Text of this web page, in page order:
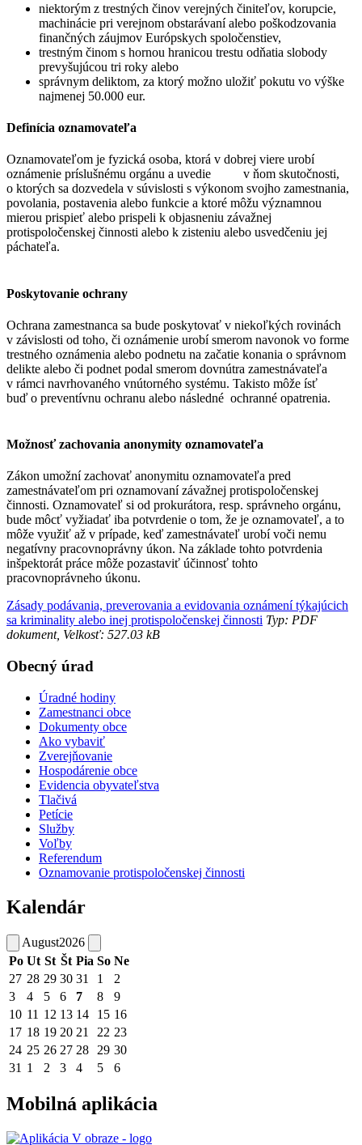
niektorým z trestných činov verejných činiteľov, korupcie,
machinácie pri verejnom obstarávaní alebo poškodzovania
finančných záujmov Európskych spoločenstiev,
trestným činom s hornou hranicou trestu odňatia slobody
prevyšujúcou tri roky alebo
správnym deliktom, za ktorý možno uložiť pokutu vo výške
najmenej 50.000 eur.
Definícia oznamovateľa
Oznamovateľom je fyzická osoba, ktorá v dobrej viere urobí
oznámenie príslušnému orgánu a uvedie v ňom skutočnosti,
o ktorých sa dozvedela v súvislosti s výkonom svojho zamestnania,
povolania, postavenia alebo funkcie a ktoré môžu významnou
mierou prispieť alebo prispeli k objasneniu závažnej
protispoločenskej činnosti alebo k zisteniu alebo usvedčeniu jej
páchateľa.
Poskytovanie ochrany
Ochrana zamestnanca sa bude poskytovať v niekoľkých rovinách
v závislosti od toho, či oznámenie urobí smerom navonok vo forme
trestného oznámenia alebo podnetu na začatie konania o správnom
delikte alebo či podnet podal smerom dovnútra zamestnávateľa
v rámci navrhovaného vnútorného systému. Takisto môže ísť
buď o preventívnu ochranu alebo následné ochranné opatrenia.
Možnosť zachovania anonymity oznamovateľa
Zákon umožní zachovať anonymitu oznamovateľa pred
zamestnávateľom pri oznamovaní závažnej protispoločenskej
činnosti. Oznamovateľ si od prokurátora, resp. správneho orgánu,
bude môcť vyžiadať iba potvrdenie o tom, že je oznamovateľ, a to
môže využiť až v prípade, keď zamestnávateľ urobí voči nemu
negatívny pracovnoprávny úkon. Na základe tohto potvrdenia
inšpektorát práce môže pozastaviť účinnosť tohto
pracovnoprávneho úkonu.
Zásady podávania, preverovania a evidovania oznámení týkajúcich
sa kriminality alebo inej protispoločenskej činnosti Typ: PDF
dokument, Velkosť: 527.03 kB
Obecný úrad
Úradné hodiny
Zamestnanci obce
Dokumenty obce
Ako vybaviť
Zverejňovanie
Hospodárenie obce
Evidencia obyvateľstva
Tlačivá
Petície
Služby
Voľby
Referendum
Oznamovanie protispoločenskej činnosti
Kalendár
August2026
Po Ut St Št Pia So Ne
27 28 29 30 31 1
2
3
4 5 6 7 8
9
10 11 12 13 14 15 16
17 18 19 20 21 22 23
24 25 26 27 28 29 30
31 1 2 3 4 5 6
Mobilná aplikácia